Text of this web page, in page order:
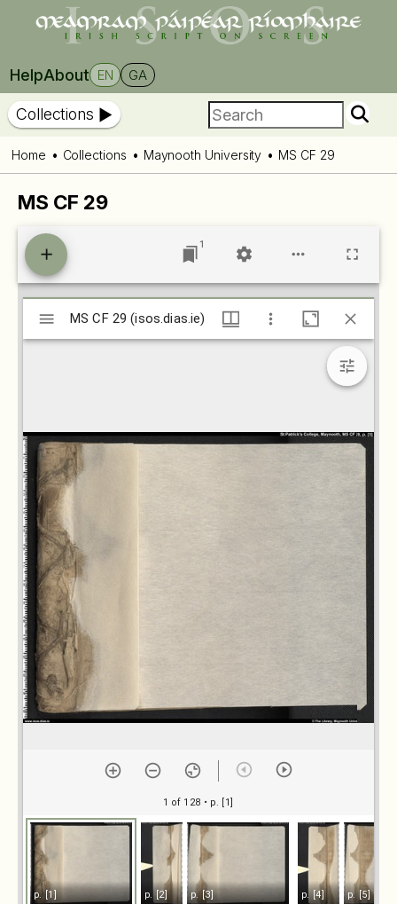
HelpAbout EN GA
Collections
Home Collections Maynooth University MS CF 29
MS CF 29
1
Mirador
viewerMS CF 29 (isos.dias.ie)
1 of 128 • p. [1]
p. [1] p. [2] p. [3] p. [4] p. [5]
MS CF 29 (isos.dias.ie)